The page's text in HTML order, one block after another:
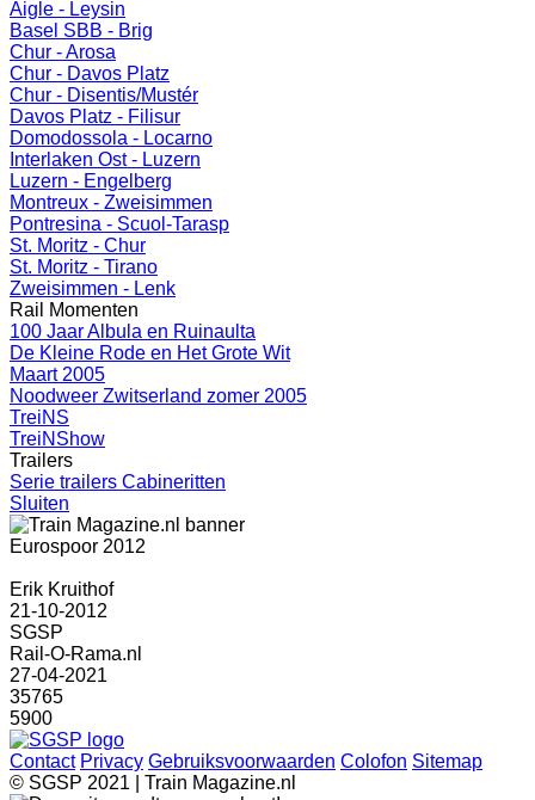
Aigle - Leysin
Basel SBB - Brig
Chur - Arosa
Chur - Davos Platz
Chur - Disentis/Mustér
Davos Platz - Filisur
Domodossola - Locarno
Interlaken Ost - Luzern
Luzern - Engelberg
Montreux - Zweisimmen
Pontresina - Scuol-Tarasp
St. Moritz - Chur
St. Moritz - Tirano
Zweisimmen - Lenk
Rail Momenten
100 Jaar Albula en Ruinaulta
De Kleine Rode en Het Grote Wit
Maart 2005
Noodweer Zwitserland zomer 2005
TreiNS
TreiNShow
Trailers
Serie trailers Cabineritten
Sluiten
Eurospoor 2012
Erik Kruithof
21-10-2012
SGSP
Rail-O-Rama.nl
27-04-2021
35765
5900
Contact Privacy Gebruiksvoorwaarden Colofon Sitemap
© SGSP 2021 | Train Magazine.nl